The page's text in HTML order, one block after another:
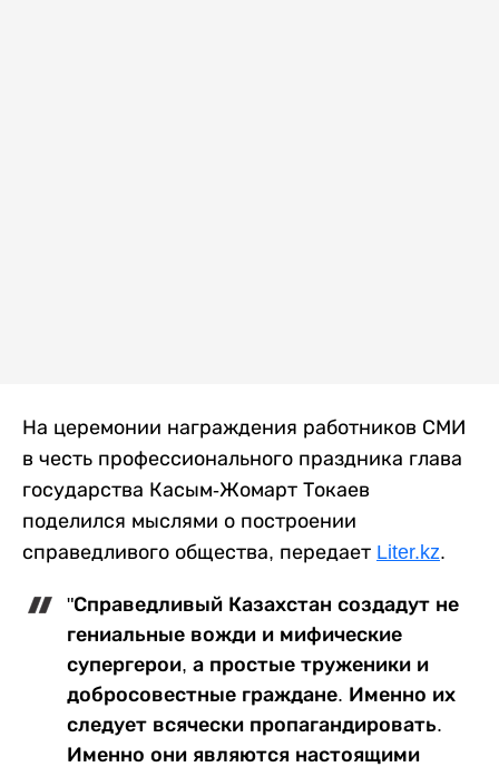
На церемонии награждения работников СМИ
в честь профессионального праздника глава
государства Касым-Жомарт Токаев
поделился мыслями о построении
справедливого общества, передает Liter.kz.
"Справедливый Казахстан создадут не
гениальные вожди и мифические
супергерои, а простые труженики и
добросовестные граждане. Именно их
следует всячески пропагандировать.
Именно они являются настоящими